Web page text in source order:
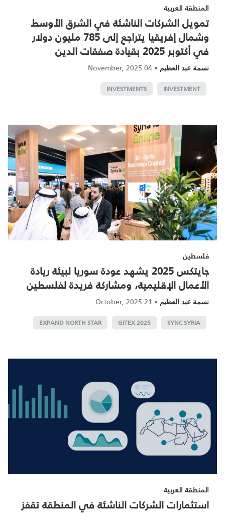
المنطقة العربية
تمويل الشركات الناشئة في الشرق الأوسط
وشمال إفريقيا يتراجع إلى 785 مليون دولار
في أكتوبر 2025 بقيادة صفقات الدين
نسمة عبد العظيم •
04 November, 2025
INVESTMENT
INVESTMENTS
فلسطين
جايتكس 2025 يشهد عودة سوريا لبيئة ريادة
الأعمال الإقليمية، ومشاركة فريدة لفلسطين
نسمة عبد العظيم •
21 October, 2025
SYNC SYRIA
GITEX 2025
EXPAND NORTH STAR
المنطقة العربية
استثمارات الشركات الناشئة في المنطقة تقفز